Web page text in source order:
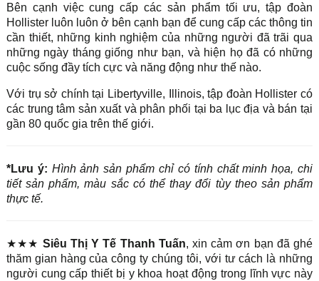
Bên cạnh việc cung cấp các sản phẩm tối ưu, tập đoàn
Hollister luôn luôn ở bên cạnh bạn để cung cấp các thông tin
cần thiết, những kinh nghiệm của những người đã trãi qua
những ngày tháng giống như bạn, và hiện họ đã có những
cuộc sống đầy tích cực và năng động như thế nào.
Với trụ sở chính tại Libertyville, Illinois, tập đoàn Hollister có
các trung tâm sản xuất và phân phối tại ba lục địa và bán tại
gần 80 quốc gia trên thế giới.
*Lưu ý: Hình ảnh sản phẩm chỉ có tính chất minh họa, chi
tiết sản phẩm, màu sắc có thể thay đổi tùy theo sản phẩm
thực tế.
★★★ Siêu Thị Y Tế Thanh Tuấn, xin cảm ơn bạn đã ghé
thăm gian hàng của công ty chúng tôi, với tư cách là những
người cung cấp thiết bị y khoa hoạt động trong lĩnh vực này